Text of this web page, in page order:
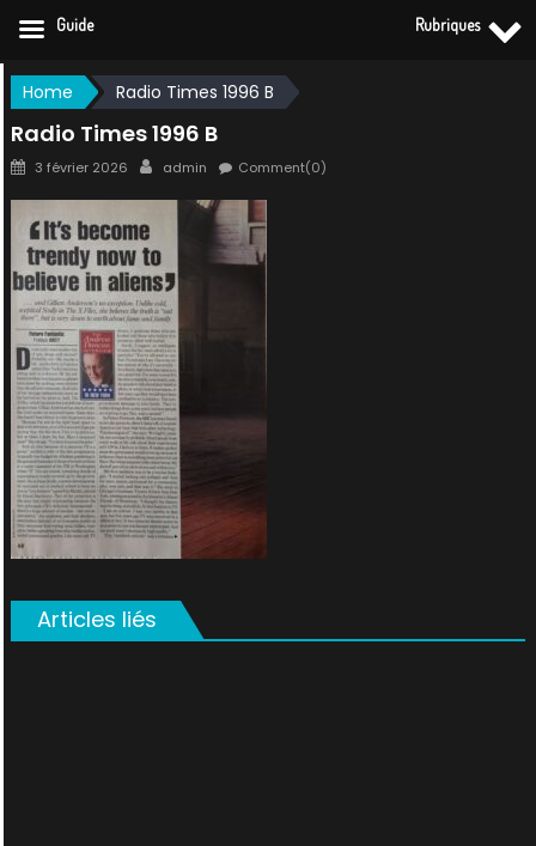
Skip
to
content
Home Radio Times 1996 B
Radio Times 1996 B
Posted
3 février 2026 Author
admin Comment(0)
Articles liés
Guide Rubriques